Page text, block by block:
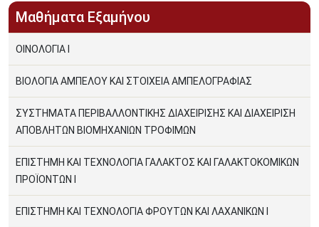
Μαθήματα Εξαμήνου
ΟΙΝΟΛΟΓΙΑ Ι
ΒΙΟΛΟΓΙΑ ΑΜΠΕΛΟΥ ΚΑΙ ΣΤΟΙΧΕΙΑ ΑΜΠΕΛΟΓΡΑΦΙΑΣ
ΣΥΣΤΗΜΑΤΑ ΠΕΡΙΒΑΛΛΟΝΤΙΚΗΣ ΔΙΑΧΕΙΡΙΣΗΣ ΚΑΙ ΔΙΑΧΕΙΡΙΣΗ
ΑΠΟΒΛΗΤΩΝ ΒΙΟΜΗΧΑΝΙΩΝ ΤΡΟΦΙΜΩΝ
ΕΠΙΣΤΗΜΗ ΚΑΙ ΤΕΧΝΟΛΟΓΙΑ ΓΑΛΑΚΤΟΣ ΚΑΙ ΓΑΛΑΚΤΟΚΟΜΙΚΩΝ
ΠΡΟΪΟΝΤΩΝ Ι
ΕΠΙΣΤΗΜΗ ΚΑΙ ΤΕΧΝΟΛΟΓΙΑ ΦΡΟΥΤΩΝ ΚΑΙ ΛΑΧΑΝΙΚΩΝ I